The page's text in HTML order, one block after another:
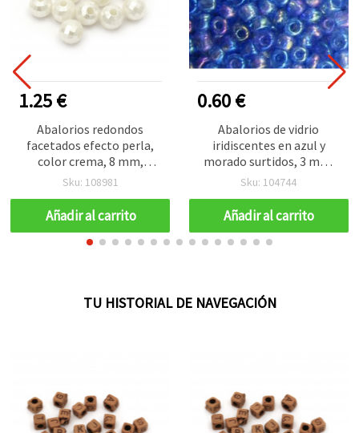
1.25 €
Abalorios redondos
facetados efecto perla,
color crema, 8 mm,
agujero 2 mm - 20 g (~90
Sku: 108981
Añadir al carrito
0.60 €
Abalorios de vidrio
iridiscentes en azul y
morado surtidos, 3 mm,
50 g – efecto nacarado
decoración
Sku: 104744
Añadir al carrito
TU HISTORIAL DE NAVEGACIÓN